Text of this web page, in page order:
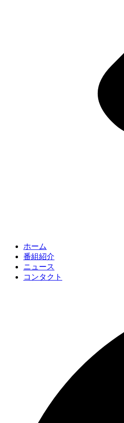
ホーム
番組紹介
ニュース
コンタクト